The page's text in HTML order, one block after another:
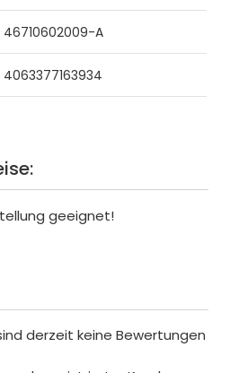
46710602009-A
4063377163934
geeignet!
derzeit keine Bewertungen